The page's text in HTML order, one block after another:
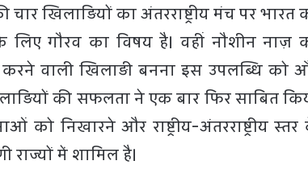
खिलाड़ियों का अंतरराष्ट्रीय मंच पर भारत
लिए गौरव का विषय है। वहीं नौशीन नाज़
करने वाली खिलाड़ी बनना इस उपलब्धि को
की सफलता ने एक बार फिर साबित
को निखारने और राष्ट्रीय-अंतरराष्ट्रीय
राज्यों में शामिल है।